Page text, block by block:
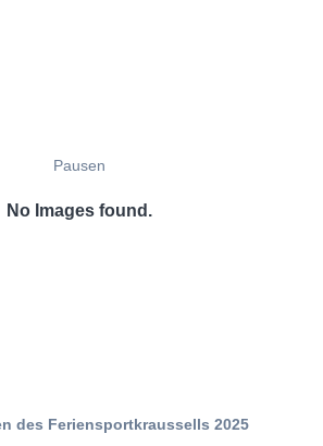
Pausen
No Images found.
des Feriensportkraussells 2025